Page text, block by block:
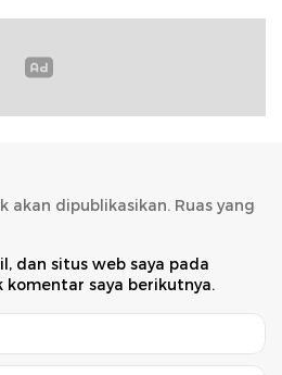
akan dipublikasikan. Ruas yang
dan situs web saya pada
komentar saya berikutnya.